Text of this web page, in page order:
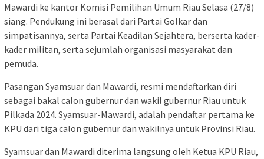
Mawardi ke kantor Komisi Pemilihan Umum Riau Selasa (27/8)
siang. Pendukung ini berasal dari Partai Golkar dan
simpatisannya, serta Partai Keadilan Sejahtera, berserta kader-
kader militan, serta sejumlah organisasi masyarakat dan
pemuda.
Pasangan Syamsuar dan Mawardi, resmi mendaftarkan diri
sebagai bakal calon gubernur dan wakil gubernur Riau untuk
Pilkada 2024. Syamsuar-Mawardi, adalah pendaftar pertama ke
KPU dari tiga calon gubernur dan wakilnya untuk Provinsi Riau.
Syamsuar dan Mawardi diterima langsung oleh Ketua KPU Riau,